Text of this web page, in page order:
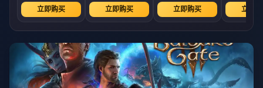
立即购买 立即购买 立即购买 立即